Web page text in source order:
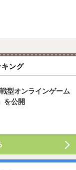
キング
型オンラインゲーム
を公開